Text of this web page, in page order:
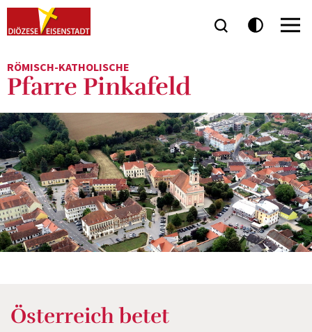
RÖMISCH-KATHOLISCHE
Pfarre Pinkafeld
Österreich betet